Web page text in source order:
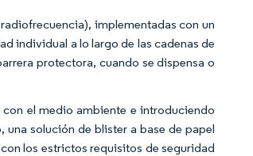
implementadas con un
individual a lo largo de las cadenas de
protectora, cuando se dispensa o
el medio ambiente e introduciendo
una solución de blister a base de papel
los estrictos requisitos de seguridad